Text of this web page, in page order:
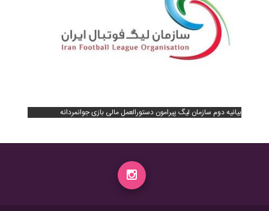
بیانیه دوم سازمان لیگ پیرامون دستورالعمل مالی بازی جوانمردانه